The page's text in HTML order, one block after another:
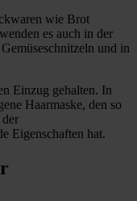
wie Brot
es auch in der
und in
Einzug gehalten. In
Haarmaske, den so
der
Eigenschaften hat.